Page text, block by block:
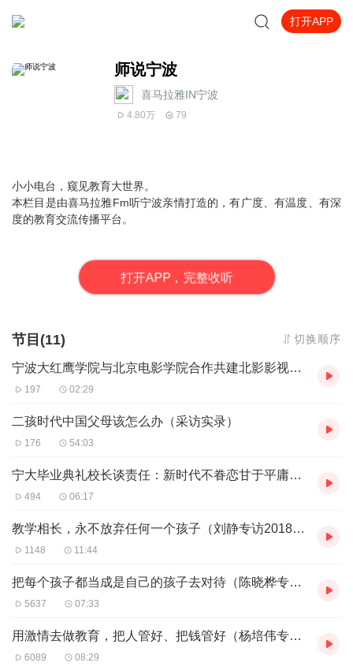
打开APP
师说宁波
喜马拉雅IN宁波
4.80万 79
小小电台，窥见教育大世界。
本栏目是由喜马拉雅Fm听宁波亲情打造的，有广度、有温度、有深
度的教育交流传播平台。
打开APP，完整收听
节目(11) 切换顺序
宁波大红鹰学院与北京电影学院合作共建北影影视艺术学院
197 02:29
二孩时代中国父母该怎么办（采访实录）
176 54:03
宁大毕业典礼校长谈责任：新时代不眷恋甘于平庸的"佛系青年"
494 06:17
教学相长，永不放弃任何一个孩子（刘静专访20180831）
1148 11:44
把每个孩子都当成是自己的孩子去对待（陈晓桦专访20180809）
5637 07:33
用激情去做教育，把人管好、把钱管好（杨培伟专访20180802）
6089 08:29